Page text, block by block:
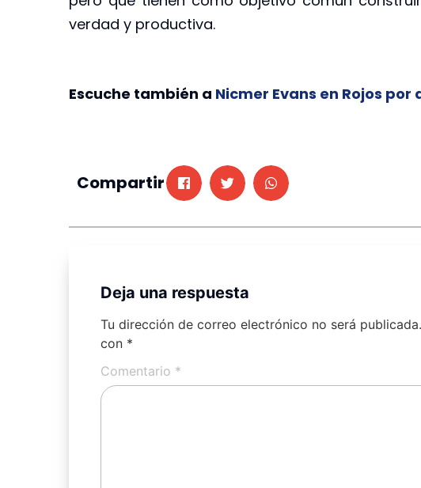
verdad y productiva.
Escuche también a Nicmer Evans en Rojos por
Compartir
Deja una respuesta
Tu dirección de correo electrónico no será publicada.
con *
Comentario *